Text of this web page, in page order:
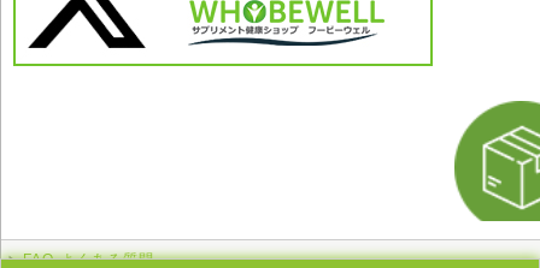
FAQ よくある質問